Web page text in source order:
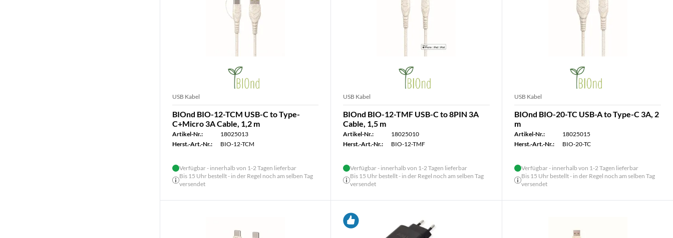
USB Kabel
BIOnd BIO-12-TCM USB-C to Type-
C+Micro 3A Cable, 1,2 m
Artikel-Nr.:
18025013
Herst.-Art.-Nr.:
BIO-12-TCM
Verfügbar - innerhalb von 1-2 Tagen lieferbar
Bis 15 Uhr bestellt - in der Regel noch am selben Tag
versendet
USB Kabel
BIOnd BIO-12-TMF USB-C to 8PIN 3A
Cable, 1,5 m
Artikel-Nr.:
18025010
Herst.-Art.-Nr.:
BIO-12-TMF
Verfügbar - innerhalb von 1-2 Tagen lieferbar
Bis 15 Uhr bestellt - in der Regel noch am selben Tag
versendet
USB Kabel
BIOnd BIO-20-TC USB-A to Type-C 3A, 2
m
Artikel-Nr.:
18025015
Herst.-Art.-Nr.:
BIO-20-TC
Verfügbar - innerhalb von 1-2 Tagen lieferbar
Bis 15 Uhr bestellt - in der Regel noch am selben Tag
versendet